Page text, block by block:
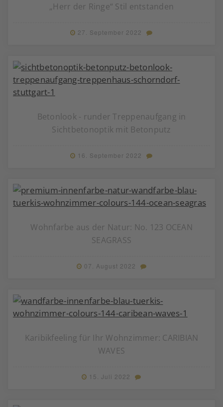
„Herr der Ringe“ Stil entstanden
27. September 2022
Betonlook - runder Treppenaufgang in
Sichtbetonoptik mit Betonputz
16. September 2022
Wohnfarbe aus der Natur: No. 123 OCEAN
SEAGRASS
07. August 2022
Karibikfeeling für Ihr Wohnzimmer: CARIBIAN
WAVES
15. Juli 2022